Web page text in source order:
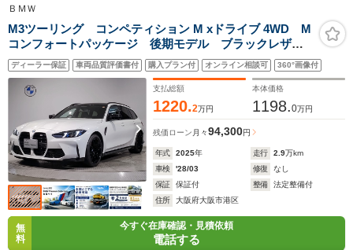
ＢＭＷ
M3ツーリング コンペティション M xドライブ 4WD M
コンフォートパッケージ 後期モデル ブラックレザー
シート ハーマンカードン アクティブクルーズコント
ロール シートヒーター パワーシート ヘッドアップ
ディスプレイ 地デジ 全周囲カメラ 電動トランク
ディーラー保証 車両品質評価書付 購入プラン付 オンライン相談可 360°画像付
支払総額
1220.2万円
本体価格
1198.0万円
残価ローン 月々94,300円
年式 2025年 走行 2.9万km
車検
'28/03 修復
なし
保証
保証付 整備
法定整備付
住所
大阪府大阪市港区
無
料
今すぐ在庫確認・見積依頼
電話する